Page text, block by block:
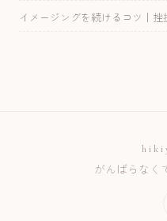
イメージングを続けるコツ｜挫
がんばらなく